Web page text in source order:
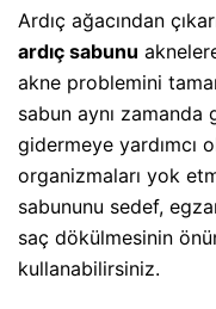
Ardıç ağacından
ardıç sabunu
akne problemini
sabun aynı
gidermeye yardımcı
organizmaları yok
sabununu sedef,
saç dökülmesinin
kullanabilirsiniz.